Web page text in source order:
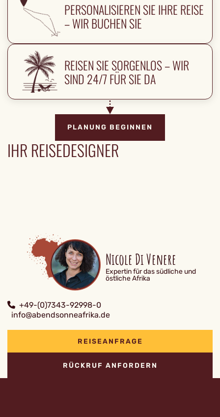
PERSONALISIEREN SIE IHRE REISE
– WIR BUCHEN SIE
REISEN SIE SORGENLOS – WIR
SIND 24/7 FÜR SIE DA
PLANUNG BEGINNEN
IHR REISEDESIGNER
Nicole Di Venere
Expertin für das südliche und
östliche Afrika
+49-(0)7343-92998-0
info@abendsonneafrika.de
REISEANFRAGE
RÜCKRUF ANFORDERN